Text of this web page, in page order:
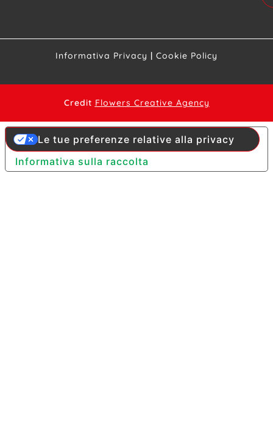
Informativa Privacy | Cookie Policy
Credit Flowers Creative Agency
Informativa sulla raccolta
Le tue preferenze relative alla privacy